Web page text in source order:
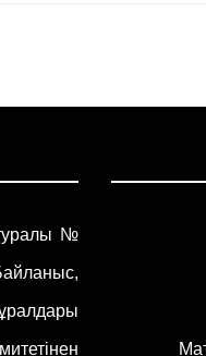
туралы №